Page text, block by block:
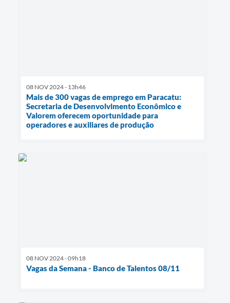
08 NOV 2024 - 13h46
Mais de 300 vagas de emprego em Paracatu:
Secretaria de Desenvolvimento Econômico e
Valorem oferecem oportunidade para
operadores e auxiliares de produção
08 NOV 2024 - 09h18
Vagas da Semana - Banco de Talentos 08/11